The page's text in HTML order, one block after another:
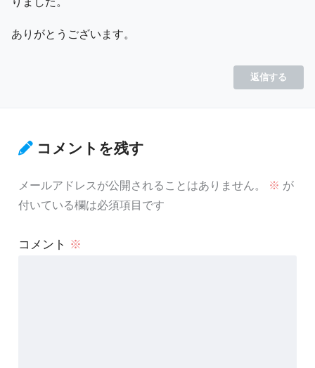
ありがとうございます。
返信する
コメントを残す
メールアドレスが公開されることはありません。 ※ が
付いている欄は必須項目です
コメント ※